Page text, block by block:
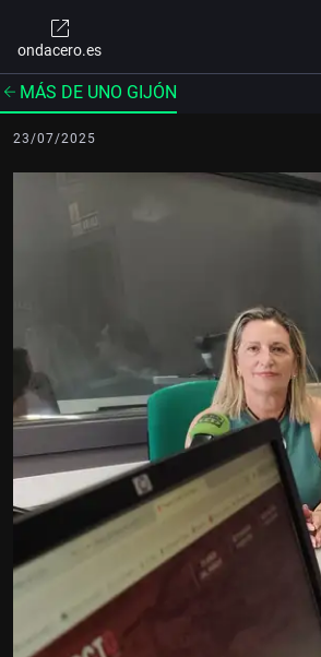
ondacero.es
MÁS DE UNO GIJÓN
23/07/2025